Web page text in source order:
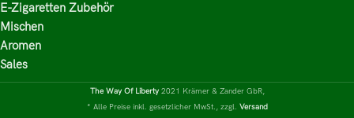
E-Zigaretten Zubehör
Mischen
Aromen
Sales
The Way Of Liberty 2021 Krämer & Zander GbR,
* Alle Preise inkl. gesetzlicher MwSt., zzgl. Versand